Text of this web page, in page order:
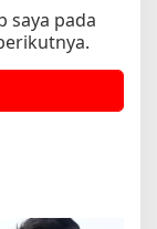
saya pada